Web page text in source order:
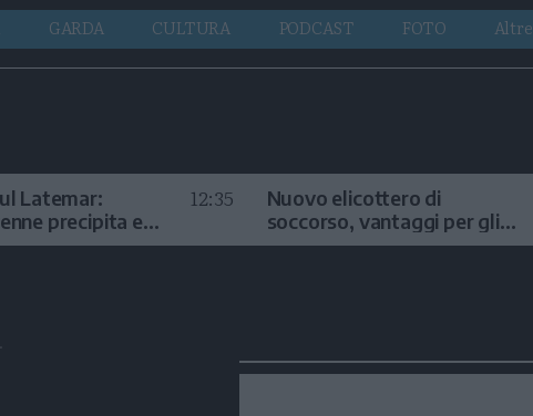
GARDA CULTURA PODCAST FOTO
Altre
VIDEO
Latemar:
precipita e
12:35
Nuovo elicottero di
soccorso, vantaggi per gli
interventi in alta quota